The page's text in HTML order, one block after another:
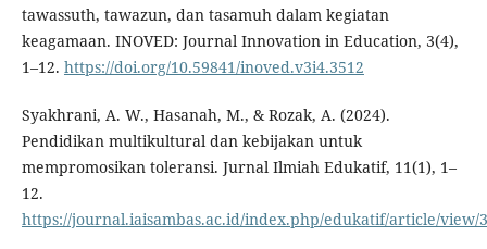
tawassuth, tawazun, dan tasamuh dalam kegiatan
keagamaan. INOVED: Journal Innovation in Education, 3(4),
1–12. https://doi.org/10.59841/inoved.v3i4.3512
Syakhrani, A. W., Hasanah, M., & Rozak, A. (2024).
Pendidikan multikultural dan kebijakan untuk
mempromosikan toleransi. Jurnal Ilmiah Edukatif, 11(1), 1–
12.
https://journal.iaisambas.ac.id/index.php/edukatif/article/view/